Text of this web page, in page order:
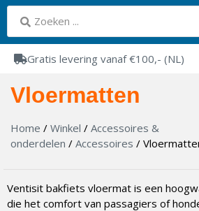
Gratis levering vanaf €100,- (NL)
Vloermatten
Home / Winkel / Accessoires &
onderdelen / Accessoires /
Ventisit bakfiets vloermat is een
die het comfort van passagiers of